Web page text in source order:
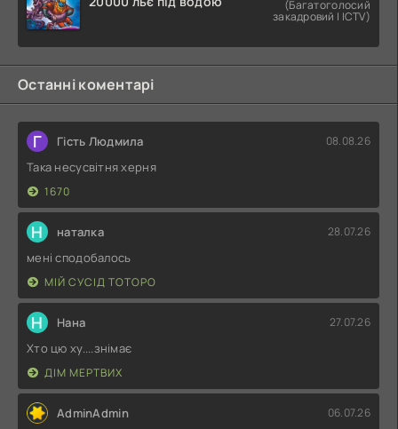
(Багатоголосий
закадровий | ICTV)
Останні коментарі
Г Гість Людмила 08.08.26
Така несусвітня херня
1670
Н наталка 28.07.26
мені сподобалось
МІЙ СУСІД ТОТОРО
Н Нана 27.07.26
Хто цю ху....знімає
ДІМ МЕРТВИХ
AdminAdmin 06.07.26